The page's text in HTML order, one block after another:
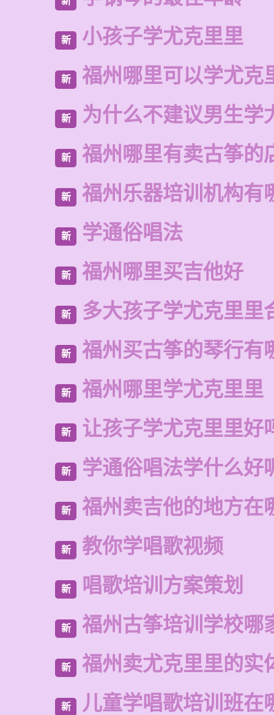
新 小孩子学尤克里里
新 福州哪里可以学尤克
新 为什么不建议男生学
新 福州哪里有卖古筝的
新 福州乐器培训机构有
新 学通俗唱法
新 福州哪里买吉他好
新 多大孩子学尤克里里
新 福州买古筝的琴行有
新 福州哪里学尤克里里
新 让孩子学尤克里里好
新 学通俗唱法学什么好
新 福州卖吉他的地方在
新 教你学唱歌视频
新 唱歌培训方案策划
新 福州古筝培训学校哪
新 福州卖尤克里里的实
新 儿童学唱歌培训班在